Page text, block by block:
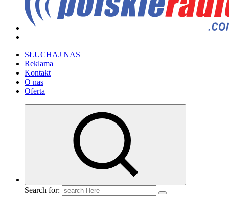
SŁUCHAJ NAS
Reklama
Kontakt
O nas
Oferta
Search for: